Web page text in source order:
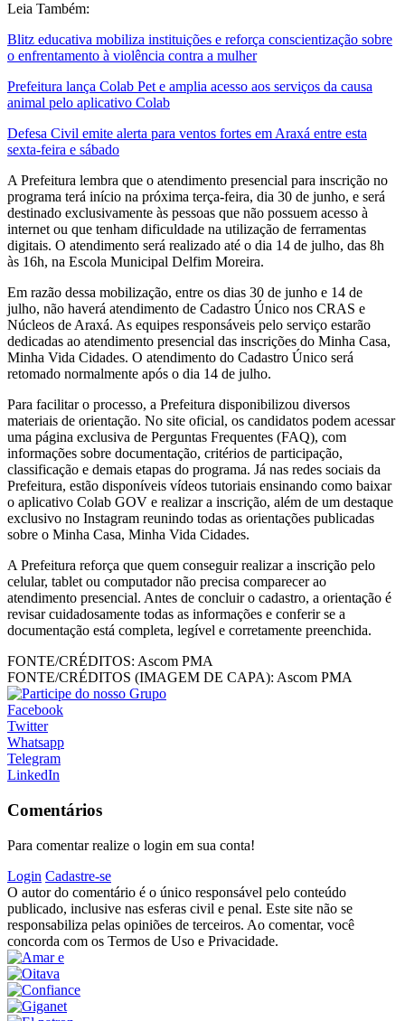
Leia Também:
Blitz educativa mobiliza instituições e reforça conscientização sobre
o enfrentamento à violência contra a mulher
Prefeitura lança Colab Pet e amplia acesso aos serviços da causa
animal pelo aplicativo Colab
Defesa Civil emite alerta para ventos fortes em Araxá entre esta
sexta-feira e sábado
A Prefeitura lembra que o atendimento presencial para inscrição no
programa terá início na próxima terça-feira, dia 30 de junho, e será
destinado exclusivamente às pessoas que não possuem acesso à
internet ou que tenham dificuldade na utilização de ferramentas
digitais. O atendimento será realizado até o dia 14 de julho, das 8h
às 16h, na Escola Municipal Delfim Moreira.
Em razão dessa mobilização, entre os dias 30 de junho e 14 de
julho, não haverá atendimento de Cadastro Único nos CRAS e
Núcleos de Araxá. As equipes responsáveis pelo serviço estarão
dedicadas ao atendimento presencial das inscrições do Minha Casa,
Minha Vida Cidades. O atendimento do Cadastro Único será
retomado normalmente após o dia 14 de julho.
Para facilitar o processo, a Prefeitura disponibilizou diversos
materiais de orientação. No site oficial, os candidatos podem acessar
uma página exclusiva de Perguntas Frequentes (FAQ), com
informações sobre documentação, critérios de participação,
classificação e demais etapas do programa. Já nas redes sociais da
Prefeitura, estão disponíveis vídeos tutoriais ensinando como baixar
o aplicativo Colab GOV e realizar a inscrição, além de um destaque
exclusivo no Instagram reunindo todas as orientações publicadas
sobre o Minha Casa, Minha Vida Cidades.
A Prefeitura reforça que quem conseguir realizar a inscrição pelo
celular, tablet ou computador não precisa comparecer ao
atendimento presencial. Antes de concluir o cadastro, a orientação é
revisar cuidadosamente todas as informações e conferir se a
documentação está completa, legível e corretamente preenchida.
FONTE/CRÉDITOS: Ascom PMA
FONTE/CRÉDITOS (IMAGEM DE CAPA): Ascom PMA
Facebook
Twitter
Whatsapp
Telegram
LinkedIn
Comentários
Para comentar realize o login em sua conta!
Login Cadastre-se
O autor do comentário é o único responsável pelo conteúdo
publicado, inclusive nas esferas civil e penal. Este site não se
responsabiliza pelas opiniões de terceiros. Ao comentar, você
concorda com os Termos de Uso e Privacidade.